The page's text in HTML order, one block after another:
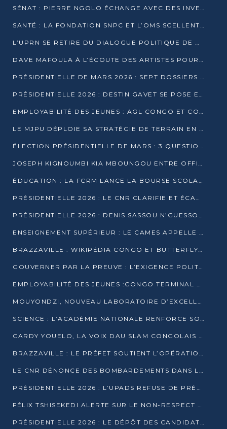
SÉNAT : PIERRE NGOLO ÉCHANGE AVEC DES INVESTISSEURS DU NUMÉRIQUE
SANTÉ : LA FONDATION SNPC ET L’OMS SCELLENT UN PARTENARIAT STRATÉGIQUE DE TROIS ANS
L’UPRN SE RETIRE DU DIALOGUE POLITIQUE DE DJAMBALA : TENSIONS DANS LE PRÉ-ÉLECTORAL CONGOLAIS
DAVE MAFOULA À L’ÉCOUTE DES ARTISTES POUR REDÉFINIR SA POLITIQUE CULTURELLE
PRÉSIDENTIELLE DE MARS 2026 : SEPT DOSSIERS DE CANDIDATURE ENREGISTRÉS À LA CLÔTURE DES DÉPÔTS
PRÉSIDENTIELLE 2026 : DESTIN GAVET SE POSE EN CANDIDAT DU « RAS-LE-BOL »
EMPLOYABILITÉ DES JEUNES : AGL CONGO ET CONGO TERMINAL S’ALLIENT À UCAC-ICAM
LE MJPU DÉPLOIE SA STRATÉGIE DE TERRAIN EN FAVEUR DE DSN
ÉLECTION PRÉSIDENTIELLE DE MARS : 3 QUESTIONS À UN EXPERT CONGOLAIS DE LA CYBERSÉCURITÉ
JOSEPH KIGNOUMBI KIA MBOUNGOU ENTRE OFFICIELLEMENT EN COURSE POUR LA PRÉSIDENTIELLE
ÉDUCATION : LA FCRM LANCE LA BOURSE SCOLAIRE FRANCINE-NTOUMI POUR PROMOUVOIR LES FILIÈRES SCIENTIFIQUES
PRÉSIDENTIELLE 2026 : LE CNR CLARIFIE ET ÉCARTE LA CANDIDATURE DU PASTEUR NTUMI
PRÉSIDENTIELLE 2026 : DENIS SASSOU N’GUESSO ANNONCE OFFICIELLEMENT SA CANDIDATURE
ENSEIGNEMENT SUPÉRIEUR : LE CAMES APPELLE À UNE UNIVERSITÉ AFRICAINE AXÉE SUR L’EMPLOYABILITÉ
BRAZZAVILLE : WIKIPÉDIA CONGO ET BUTTERFLY SCELLENT UN PARTENARIAT POUR STRUCTURER LE BÉNÉVOLAT NUMÉRIQUE
GOUVERNER PAR LA PREUVE : L’EXIGENCE POLITIQUE DU XXIᵉ SIÈCLE
EMPLOYABILITÉ DES JEUNES :CONGO TERMINAL S’ALLIE À L’ESCIC POUR RAPPROCHER L’ÉCOLE DU TERRAIN
MOUYONDZI, NOUVEAU LABORATOIRE D’EXCELLENCE PÉDAGOGIQUE AVEC L’ENFICE
SCIENCE : L’ACADÉMIE NATIONALE RENFORCE SON ÉQUIPE ET TRACE SA FEUILLE DE ROUTE 2026
CARDY YOUELO, LA VOIX DAU SLAM CONGOLAIS QUI INTERPELLE LE MONDE
BRAZZAVILLE : LE PRÉFET SOUTIENT L’OPÉRATION « ZÉRO KULUNA » ET APPELLE À LA VIGILANCE CITOYENNE
LE CNR DÉNONCE DES BOMBARDEMENTS DANS LE POOL ET ACCUSE LE GOUVERNEMENT
PRÉSIDENTIELLE 2026 : L’UPADS REFUSE DE PRÉSENTER UN CANDIDAT ET DÉNONCE UN PROCESSUS NON CRÉDIBLE
FÉLIX TSHISEKEDI ALERTE SUR LE NON-RESPECT DES ENGAGEMENTS DE PAIX APRÈS SA RENCONTRE AVEC D. SASSOU-NGUESSO
PRÉSIDENTIELLE 2026 : LE DÉPÔT DES CANDIDATURES OUVERT DU 29 JANVIER AU 12 FÉVRIER